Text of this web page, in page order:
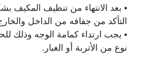
• بعد الانتهاء من تنظيف المكيف
التأكد من جفافه من الداخل
• يجب ارتداء كمامة الوجه وذلك
نوع من الأتربة أو الغبار.